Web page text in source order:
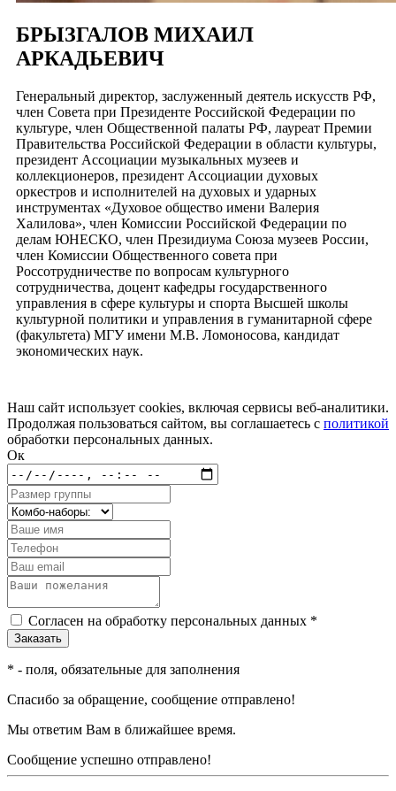
БРЫЗГАЛОВ МИХАИЛ
АРКАДЬЕВИЧ
Генеральный директор, заслуженный деятель искусств РФ,
член Совета при Президенте Российской Федерации по
культуре, член Общественной палаты РФ, лауреат Премии
Правительства Российской Федерации в области культуры,
президент Ассоциации музыкальных музеев и
коллекционеров, президент Ассоциации духовых
оркестров и исполнителей на духовых и ударных
инструментах «Духовое общество имени Валерия
Халилова», член Комиссии Российской Федерации по
делам ЮНЕСКО, член Президиума Союза музеев России,
член Комиссии Общественного совета при
Россотрудничестве по вопросам культурного
сотрудничества, доцент кафедры государственного
управления в сфере культуры и спорта Высшей школы
культурной политики и управления в гуманитарной сфере
(факультета) МГУ имени М.В. Ломоносова, кандидат
экономических наук.
Наш сайт использует cookies, включая сервисы веб-аналитики.
Продолжая пользоваться сайтом, вы соглашаетесь с политикой
обработки персональных данных.
Ок
Согласен на обработку персональных данных *
* - поля, обязательные для заполнения
Спасибо за обращение, сообщение отправлено!
Мы ответим Вам в ближайшее время.
Сообщение успешно отправлено!